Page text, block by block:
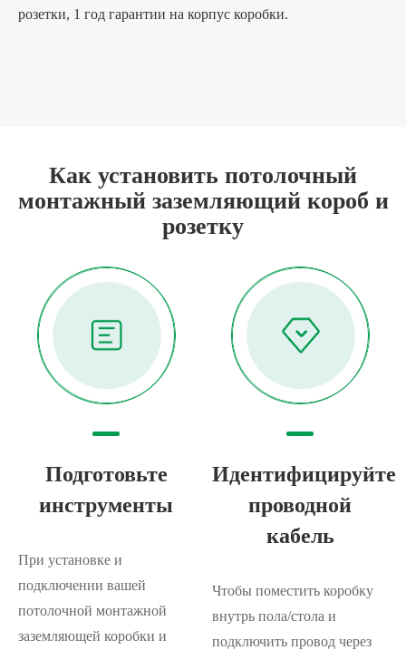
розетки, 1 год гарантии на корпус коробки.
Как установить потолочный
монтажный заземляющий короб и
розетку
Подготовьте
инструменты
При установке и
подключении вашей
потолочной монтажной
заземляющей коробки и
Идентифицируйте
проводной
кабель
Чтобы поместить коробку
внутрь пола/стола и
подключить провод через